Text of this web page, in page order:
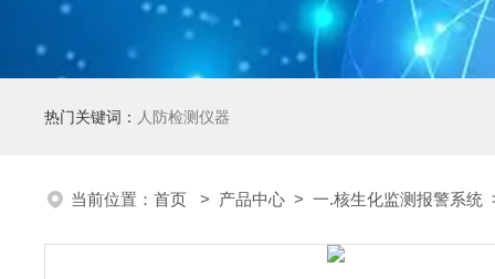
热门关键词： 人防检测仪器
当前位置： 首页 > 产品中心 > 一.核生化监测报警系统